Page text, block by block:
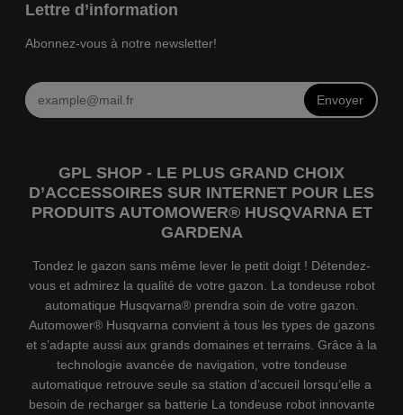
Lettre d’information
Abonnez-vous à notre newsletter!
Envoyer
GPL SHOP - LE PLUS GRAND CHOIX
D’ACCESSOIRES SUR INTERNET POUR LES
PRODUITS AUTOMOWER® HUSQVARNA ET
GARDENA
Tondez le gazon sans même lever le petit doigt ! Détendez-
vous et admirez la qualité de votre gazon. La tondeuse robot
automatique Husqvarna® prendra soin de votre gazon.
Automower® Husqvarna convient à tous les types de gazons
et s’adapte aussi aux grands domaines et terrains. Grâce à la
technologie avancée de navigation, votre tondeuse
automatique retrouve seule sa station d’accueil lorsqu’elle a
besoin de recharger sa batterie La tondeuse robot innovante